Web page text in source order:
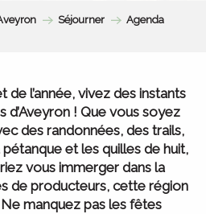
Séjourner Agenda
de l’année, vivez des instants
d’Aveyron ! Que vous soyez
des randonnées, des trails,
et les quilles de huit,
vous immerger dans la
de producteurs, cette région
manquez pas les fêtes